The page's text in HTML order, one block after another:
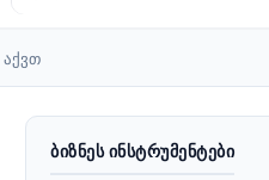
ᲑᲘᲖᲜᲔᲡ ᲘᲜᲡᲢᲠᲣᲛᲔᲜᲢᲔᲑᲘ